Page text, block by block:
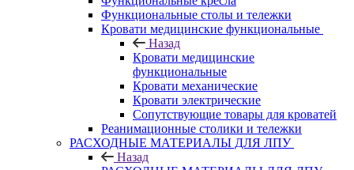
Функциональные столы и тележки
Кровати медицинские функциональные
Назад
Кровати медицинские
функциональные
Кровати механические
Кровати электрические
Сопутствующие товары для кроватей
Реанимационные столики и тележки
РАСХОДНЫЕ МАТЕРИАЛЫ ДЛЯ ЛПУ
Назад